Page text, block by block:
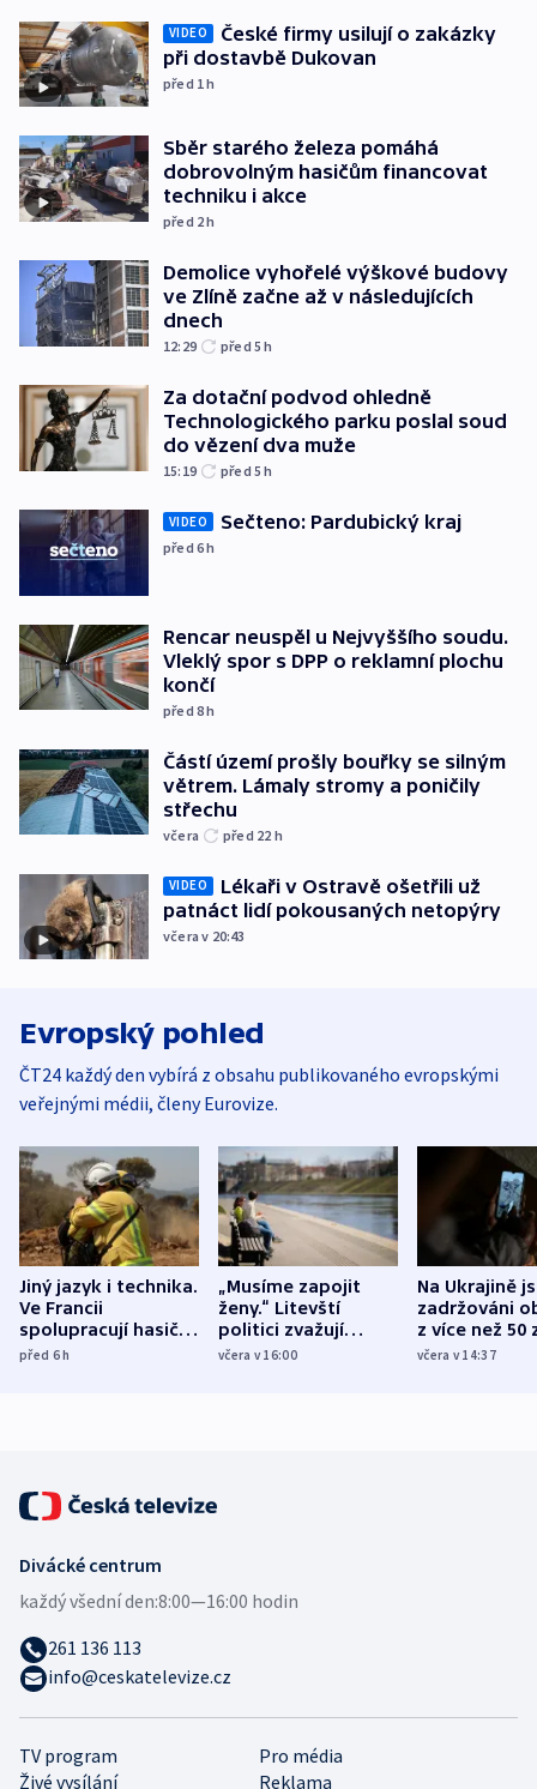
VIDEO
České firmy usilují o zakázky
při dostavbě Dukovan
před 1h
Sběr starého železa pomáhá
dobrovolným hasičům financovat
techniku i akce
před 2h
Demolice vyhořelé výškové budovy
ve Zlíně začne až v následujících
dnech
12:29 před 5h
Za dotační podvod ohledně
Technologického parku poslal soud
do vězení dva muže
15:19 před 5h
VIDEO Sečteno: Pardubický kraj
před 6h
Rencar neuspěl u Nejvyššího soudu.
Vleklý spor s DPP o reklamní plochu
končí
před 8h
Částí území prošly bouřky se silným
větrem. Lámaly stromy a poničily
střechu
včera před 22 h
VIDEO
Lékaři v Ostravě ošetřili už
patnáct lidí pokousaných netopýry
včera v 20:43
Evropský pohled
ČT24 každý den vybírá z obsahu publikovaného evropskými
veřejnými médii, členy Eurovize.
Jiný jazyk i technika.
Ve Francii
spolupracují hasiči z
různých zemí
před 6h
„Musíme zapojit
ženy.“ Litevští
politici zvažují
dohodu o
včera v 16:00
Na Ukrajině
zadržováni
z více než 50
Bojovali na
včera v 14:37
TV program
Pro média
Živé vysílání
Reklama
Divácké centrum
každý všední den:8:00—16:00 hodin
261 136 113
info@ceskatelevize.cz